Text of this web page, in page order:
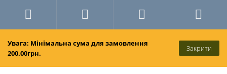
Увага: Мінімальна сума для замовлення
200.00грн.
Закрити